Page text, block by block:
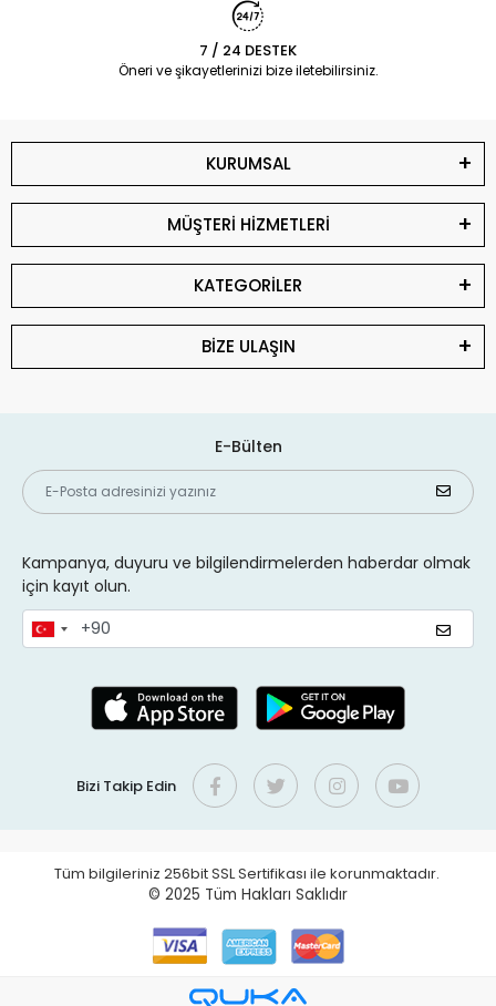
7 / 24 DESTEK
Öneri ve şikayetlerinizi bize iletebilirsiniz.
KURUMSAL
MÜŞTERİ HİZMETLERİ
KATEGORİLER
BİZE ULAŞIN
E-Bülten
Kampanya, duyuru ve bilgilendirmelerden haberdar olmak
için kayıt olun.
Bizi Takip Edin
Tüm bilgileriniz 256bit SSL Sertifikası ile korunmaktadır.
© 2025 Tüm Hakları Saklıdır